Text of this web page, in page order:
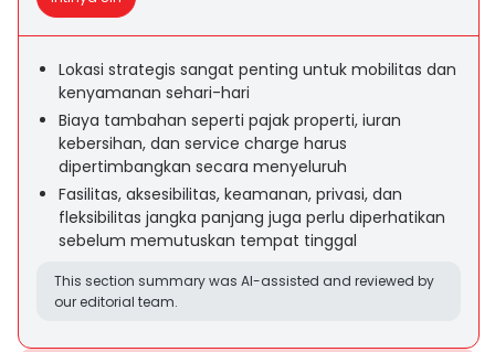
Lokasi strategis sangat penting untuk mobilitas dan
kenyamanan sehari-hari
Biaya tambahan seperti pajak properti, iuran
kebersihan, dan service charge harus
dipertimbangkan secara menyeluruh
Fasilitas, aksesibilitas, keamanan, privasi, dan
fleksibilitas jangka panjang juga perlu diperhatikan
sebelum memutuskan tempat tinggal
This section summary was AI-assisted and reviewed by
our editorial team.